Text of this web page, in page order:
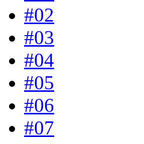
#02
#03
#04
#05
#06
#07